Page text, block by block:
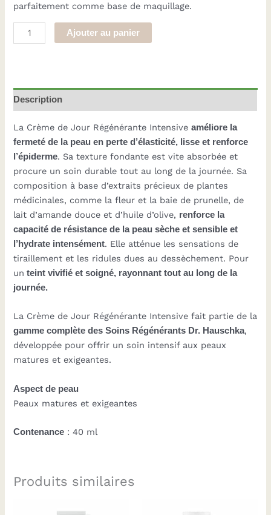
parfaitement comme base de maquillage.
quantité
de
Jour
Régénérante
de
Dr. Hauschka
Ajouter au panier
Description
La Crème de Jour Régénérante Intensive améliore la
fermeté de la peau en perte d’élasticité, lisse et renforce
l’épiderme. Sa texture fondante est vite absorbée et
procure un soin durable tout au long de la journée. Sa
composition à base d’extraits précieux de plantes
médicinales, comme la fleur et la baie de prunelle, de
lait d’amande douce et d’huile d’olive, renforce la
capacité de résistance de la peau sèche et sensible et
l’hydrate intensément. Elle atténue les sensations de
tiraillement et les ridules dues au dessèchement. Pour
un teint vivifié et soigné, rayonnant tout au long de la
journée.
La Crème de Jour Régénérante Intensive fait partie de la
gamme complète des Soins Régénérants Dr. Hauschka,
développée pour offrir un soin intensif aux peaux
matures et exigeantes.
Aspect de peau
Peaux matures et exigeantes
Contenance : 40 ml
Produits similaires